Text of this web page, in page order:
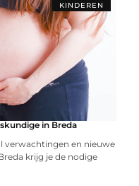
KINDEREN
in Breda
verwachtingen en nieuwe
krijg je de nodige